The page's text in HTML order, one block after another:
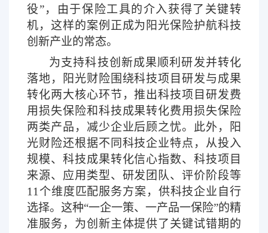
役”，由于保险工具的介入获得了关键转
机，这样的案例正成为阳光保险护航科技
创新产业的常态。
为支持科技创新成果顺利研发并转化
落地，阳光财险围绕科技项目研发与成果
转化两大核心环节，推出科技项目研发费
用损失保险和科技成果转化费用损失保险
两类产品，减少企业后顾之忧。此外，阳
光财险还根据不同科技企业特点，从投入
规模、科技成果转化信心指数、科技项目
来源、应用类型、研发团队、评价阶段等
11个维度匹配服务方案，供科技企业自行
选择。这种“一企一策、一产品一保险”的精
准服务，为创新主体提供了关键试错期的